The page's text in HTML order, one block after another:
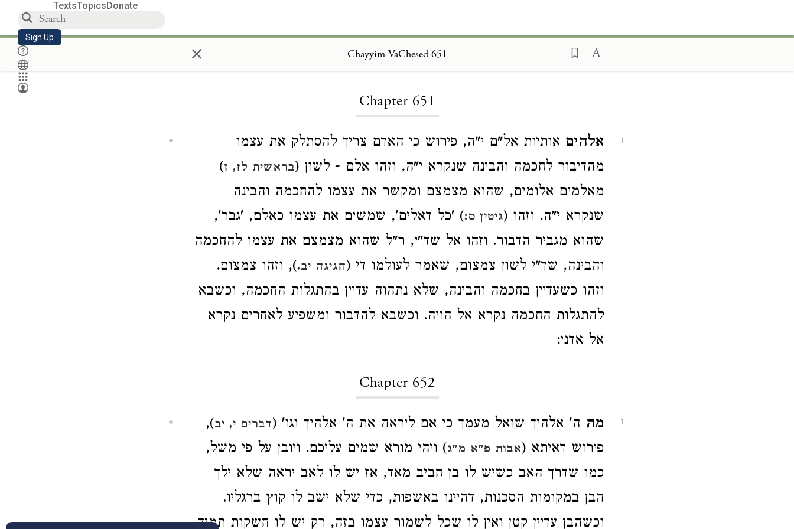
TextsTopicsDonate
Sign Up × Chayyim VaChesed 651
Chapter 651
1 אלהים אותיות אל"ם י"ה, פירוש כי האדם צריך להסתלק את עצמו
מהדיבור לחכמה והבינה שנקרא י"ה, וזהו אלם - לשון (בראשית לז, ז)
מאלמים אלומים, שהוא מצמצם ומקשר את עצמו להחכמה והבינה
שנקרא י"ה. וזהו (גיטין ס:) 'כל דאלים', שמשים את עצמו כאלם, 'גבר',
שהוא מגביר הדבור. וזהו אל שד"י, ר"ל שהוא מצמצם את עצמו להחכמה
והבינה, שד"י לשון צמצום, שאמר לעולמו די (חגיגה יב.), וזהו צמצום.
וזהו כשעדיין בחכמה והבינה, שלא נתהוה עדיין בהתגלות החכמה, וכשבא
להתגלות החכמה נקרא אל הויה. וכשבא להדבור ומשפיע לאחרים נקרא
אל אדני:
Chapter 652
1 מה ה' אלהיך שואל מעמך כי אם ליראה את ה' אלהיך וגו' (דברים י, יב),
פירוש דאיתא (אבות פ"א מ"ג) ויהי מורא שמים עליכם. ויובן על פי משל,
כמו שדרך האב כשיש לו בן חביב מאד, אז יש לו לאב יראה שלא ילך
הבן במקומות הסכנות, דהיינו באשפות, כדי שלא ישב לו קוץ ברגליו.
וכשהבן עדיין קטן ואין לו שכל לשמור עצמו בזה, רק יש לו חשקות תמיד